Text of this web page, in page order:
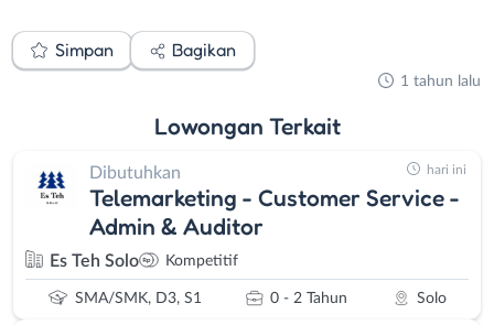
Simpan Bagikan
1 tahun lalu
Lowongan Terkait
Dibutuhkan
Telemarketing - Customer Service -
Admin & Auditor
Es Teh Solo Kompetitif
SMA/SMK, D3, S1 0 - 2 Tahun Solo
hari ini